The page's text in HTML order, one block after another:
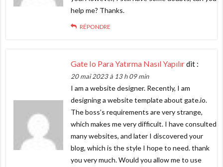
help me? Thanks.
RÉPONDRE
Gate Io Para Yatırma Nasıl Yapılırdit :
20 mai 2023 à 13 h 09 min
I am a website designer. Recently, I am
designing a website template about gate.io.
The boss’s requirements are very strange,
which makes me very difficult. I have consulted
many websites, and later I discovered your
blog, which is the style I hope to need. thank
you very much. Would you allow me to use